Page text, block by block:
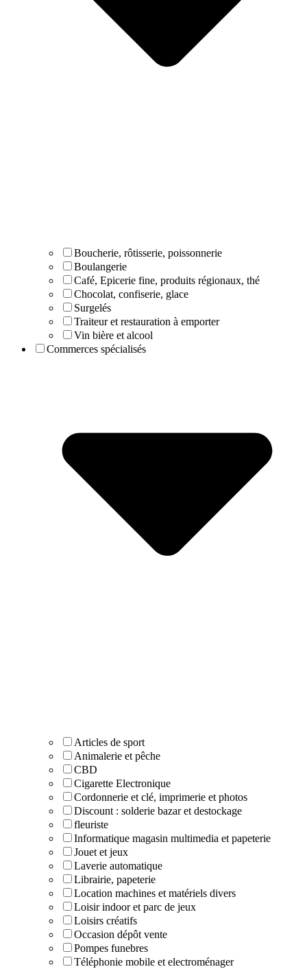
Boucherie, rôtisserie, poissonnerie
Boulangerie
Café, Epicerie fine, produits régionaux, thé
Chocolat, confiserie, glace
Surgelés
Traiteur et restauration à emporter
Vin bière et alcool
Commerces spécialisés
Articles de sport
Animalerie et pêche
CBD
Cigarette Electronique
Cordonnerie et clé, imprimerie et photos
Discount : solderie bazar et destockage
fleuriste
Informatique magasin multimedia et papeterie
Jouet et jeux
Laverie automatique
Librairie, papeterie
Location machines et matériels divers
Loisir indoor et parc de jeux
Loisirs créatifs
Occasion dépôt vente
Pompes funebres
Téléphonie mobile et electroménager